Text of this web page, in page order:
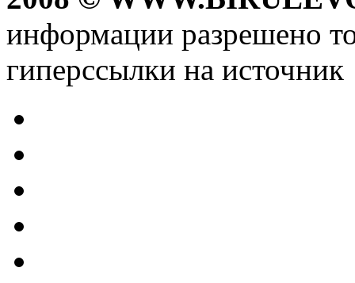
информации разрешено
гиперссылки на источник